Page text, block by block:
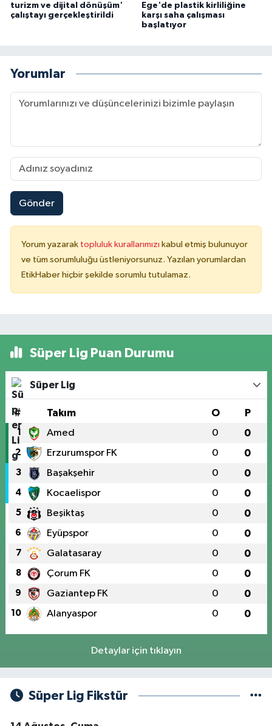
turizm ve dijital dönüşüm'
çalıştayı gerçekleştirildi
Ege'de plastik kirliliğine
karşı saha çalışması
başlatıyor
Yorumlar
Gönder
Yorum yazarak topluluk kurallarımızı kabul etmiş bulunuyor
ve tüm sorumluluğu üstleniyorsunuz. Yazılan yorumlardan
EtikHaber hiçbir şekilde sorumlu tutulamaz.
Süper Lig Puan Durumu
Süper Lig
# Takım O P
1 Amed 0 0
2 Erzurumspor FK 0 0
3 Başakşehir 0 0
4 Kocaelispor 0 0
5 Beşiktaş 0 0
6 Eyüpspor 0 0
7 Galatasaray 0 0
8 Çorum FK 0 0
9 Gaziantep FK 0 0
10 Alanyaspor 0 0
Detaylar için tıklayın
Süper Lig Fikstür